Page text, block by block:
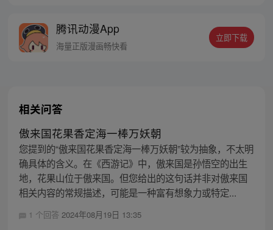
男悔恨的泪水，和贱女求而不得的痛苦呻
吟。”
腾讯动漫App
海量正版漫画畅快看
立即下载
相关问答
傲来国花果香定海一棒万妖朝
您提到的“傲来国花果香定海一棒万妖朝”较为抽象，不太明
确具体的含义。在《西游记》中，傲来国是孙悟空的出生
地，花果山位于傲来国。但您给出的这句话并非对傲来国
相关内容的常规描述，可能是一种富有想象力或特定...
1 个回答 2024年08月19日 13:35